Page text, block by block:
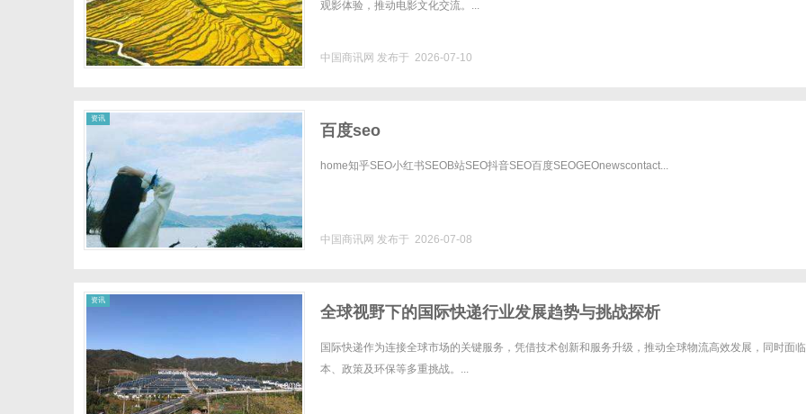
观影体验，推动电影文化交流。...
中国商讯网 发布于 2026-07-10
资讯
百度seo
home知乎SEO小红书SEOB站SEO抖音SEO百度SEOGEOnewscontact...
中国商讯网 发布于 2026-07-08
资讯
全球视野下的国际快递行业发展趋势与挑战探析
国际快递作为连接全球市场的关键服务，凭借技术创新和服务升级，推动全球物流高效发展，同时面
本、政策及环保等多重挑战。...